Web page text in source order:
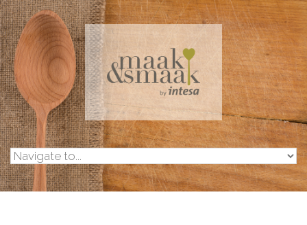
Skip to navigation
Overslaan en naar de inhoud gaan